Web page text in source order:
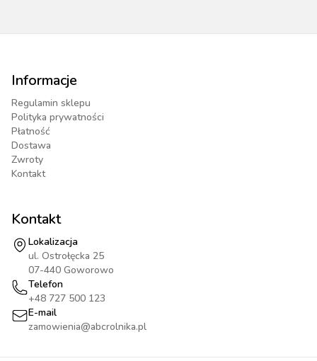
Informacje
Regulamin sklepu
Polityka prywatności
Płatność
Dostawa
Zwroty
Kontakt
Kontakt
Lokalizacja
ul. Ostrołęcka 25
07-440 Goworowo
Telefon
+48 727 500 123
E-mail
zamowienia@abcrolnika.pl